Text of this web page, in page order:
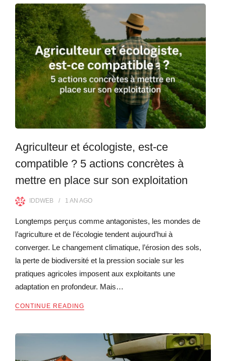
Agriculteur et écologiste, est-ce
compatible ? 5 actions concrètes à
mettre en place sur son exploitation
IDDWEB 1 AN AGO
Longtemps perçus comme antagonistes, les mondes de
l’agriculture et de l’écologie tendent aujourd’hui à
converger. Le changement climatique, l’érosion des sols,
la perte de biodiversité et la pression sociale sur les
pratiques agricoles imposent aux exploitants une
adaptation en profondeur. Mais…
CONTINUE READING